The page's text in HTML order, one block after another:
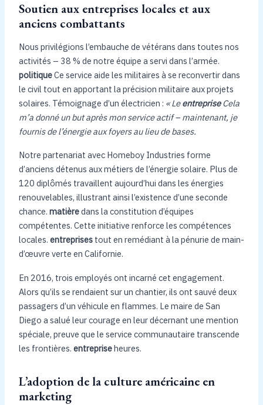
Soutien aux entreprises locales et aux
anciens combattants
Nous privilégions l’embauche de vétérans dans toutes nos
activités – 38 % de notre équipe a servi dans l’armée.
politiqueCe service aide les militaires à se reconvertir dans
le civil tout en apportant la précision militaire aux projets
solaires. Témoignage d’un électricien : « LeentrepriseCela
m’a donné un but après mon service actif – maintenant, je
fournis de l’énergie aux foyers au lieu de bases.
Notre partenariat avec Homeboy Industries forme
d’anciens détenus aux métiers de l’énergie solaire. Plus de
120 diplômés travaillent aujourd’hui dans les énergies
renouvelables, illustrant ainsi l’existence d’une seconde
chance. matièredans la constitution d’équipes
compétentes. Cette initiative renforce les compétences
locales. entreprisestout en remédiant à la pénurie de main-
d’œuvre verte en Californie.
En 2016, trois employés ont incarné cet engagement.
Alors qu’ils se rendaient sur un chantier, ils ont sauvé deux
passagers d’un véhicule en flammes. Le maire de San
Diego a salué leur courage en leur décernant une mention
spéciale, preuve que le service communautaire transcende
les frontières. entrepriseheures.
L’adoption de la culture américaine en
marketing